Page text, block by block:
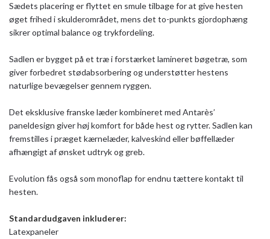
Sædets placering er flyttet en smule tilbage for at give hesten
øget frihed i skulderområdet, mens det to-punkts gjordophæng
sikrer optimal balance og trykfordeling.
Sadlen er bygget på et træ i forstærket lamineret bøgetræ, som
giver forbedret stødabsorbering og understøtter hestens
naturlige bevægelser gennem ryggen.
Det eksklusive franske læder kombineret med Antarès’
paneldesign giver høj komfort for både hest og rytter. Sadlen kan
fremstilles i præget kærnelæder, kalveskind eller bøffellæder
afhængigt af ønsket udtryk og greb.
Evolution fås også som monoflap for endnu tættere kontakt til
hesten.
Standardudgaven inkluderer:
Latexpaneler